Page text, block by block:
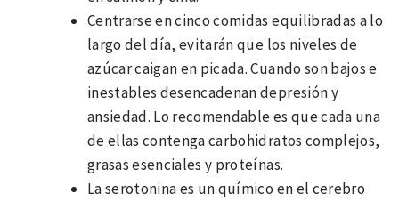
Centrarse en cinco comidas equilibradas a lo
largo del día, evitarán que los niveles de
azúcar caigan en picada. Cuando son bajos e
inestables desencadenan depresión y
ansiedad. Lo recomendable es que cada una
de ellas contenga carbohidratos complejos,
grasas esenciales y proteínas.
La serotonina es un químico en el cerebro